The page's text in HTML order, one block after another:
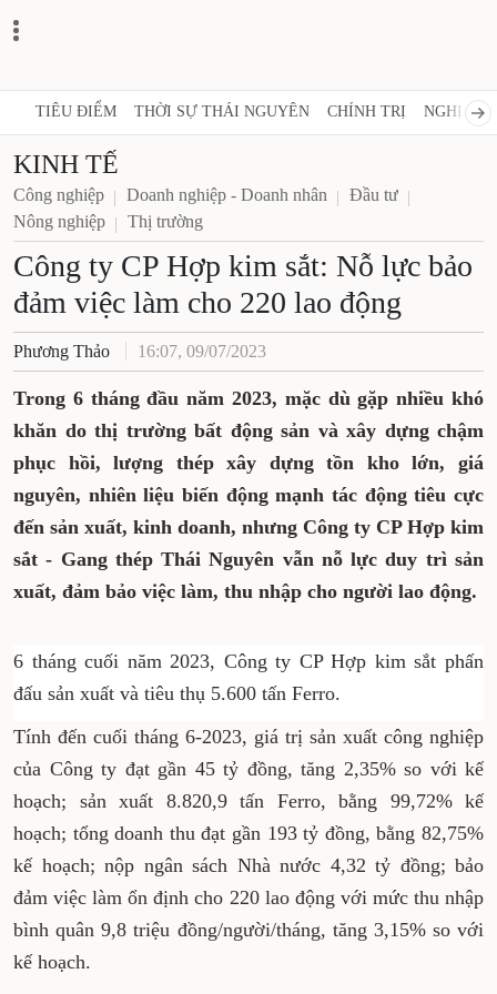
TIÊU ĐIỂM THỜI SỰ THÁI NGUYÊN CHÍNH TRỊ NGHỊ
KINH TẾ
Công nghiệp Doanh nghiệp - Doanh nhân
Đầu tư
Nông nghiệp
Thị trường
Công ty CP Hợp kim sắt: Nỗ lực bảo
đảm việc làm cho 220 lao động
Phương Thảo 16:07, 09/07/2023
Trong 6 tháng đầu năm 2023, mặc dù gặp nhiều khó
khăn do thị trường bất động sản và xây dựng chậm
phục hồi, lượng thép xây dựng tồn kho lớn, giá
nguyên, nhiên liệu biến động mạnh tác động tiêu cực
đến sản xuất, kinh doanh, nhưng Công ty CP Hợp kim
sắt - Gang thép Thái Nguyên vẫn nỗ lực duy trì sản
xuất, đảm bảo việc làm, thu nhập cho người lao động.
6 tháng cuối năm 2023, Công ty CP Hợp kim sắt phấn
đấu sản xuất và tiêu thụ 5.600 tấn Ferro.
Tính đến cuối tháng 6-2023, giá trị sản xuất công nghiệp
của Công ty đạt gần 45 tỷ đồng, tăng 2,35% so với kế
hoạch; sản xuất 8.820,9 tấn Ferro, bằng 99,72% kế
hoạch; tổng doanh thu đạt gần 193 tỷ đồng, bằng 82,75%
kế hoạch; nộp ngân sách Nhà nước 4,32 tỷ đồng; bảo
đảm việc làm ổn định cho 220 lao động với mức thu nhập
bình quân 9,8 triệu đồng/người/tháng, tăng 3,15% so với
kế hoạch.